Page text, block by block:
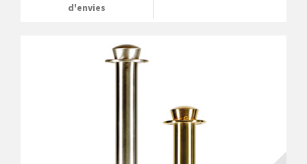
d'envies